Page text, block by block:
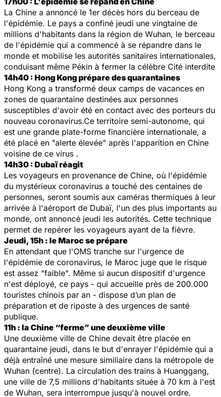
La Chine a annoncé le 1er décès hors du berceau de
l'épidémie. Le pays a confiné jeudi une vingtaine de
millions d'habitants dans la région de Wuhan, le berceau
de l'épidémie qui a commencé à se répandre dans le
monde et mobilise les autorités sanitaires internationales,
conduisant même Pékin à fermer la célèbre Cité interdite
14h40 : Hong Kong prépare des quarantaines
Hong Kong a transformé deux camps de vacances en
zones de quarantaine destinées aux personnes
susceptibles d'avoir été en contact avec des porteurs du
nouveau coronavirus.Ce territoire semi-autonome, qui
est une grande plate-forme financière internationale, a
été placé en "alerte élevée" après l'apparition en Chine
voisine de ce virus .
14h30 : Dubaï réagit
Les voyageurs en provenance de Chine, où l'épidémie
du mystérieux coronavirus a touché des centaines de
personnes, seront soumis aux caméras thermiques à leur
arrivée à l'aéroport de Dubaï, l'un des plus importants au
monde, ont annoncé jeudi les autorités. Cette technique
permet de repérer les voyageurs ayant de la fièvre.
Jeudi, 15h : le Maroc se prépare
En attendant que l'OMS tranche sur l'urgence de
l'épidémie de coronavirus, le Maroc juge que le risque
est assez "faible". Même si aucun dispositif d'urgence
n'est déployé, ce pays - qui accueille près de 200.000
touristes chinois par an - dispose d’un plan de
préparation et de riposte à des urgences de santé
publique.
11h : la Chine “ferme” une deuxième ville
Une deuxième ville de Chine devait être placée en
quarantaine jeudi, dans le but d'enrayer l'épidémie qui a
déjà entraîné une mesure similiaire dans la métropole de
Wuhan (centre). La circulation des trains à Huanggang,
une ville de 7,5 millions d'habitants située à 70 km à l'est
de Wuhan, sera interrompue jusqu'à nouvel ordre.